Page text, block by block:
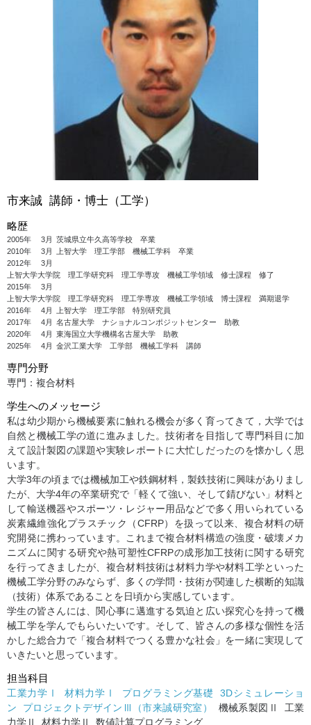
市来誠 講師・博士（工学）
略歴
2005年 3月 茨城県立牛久高等学校 卒業
2010年
3月
上智大学 理工学部 機械工学科 卒業
2012年
3月
上智大学大学院 理工学研究科 理工学専攻 機械工学領域 修士課程 修了
2015年
3月
上智大学大学院 理工学研究科 理工学専攻 機械工学領域 博士課程 満期退学
2016年
4月
上智大学 理工学部 特別研究員
2017年
4月 名古屋大学 ナショナルコンポジットセンター 助教
2020年
4月 東海国立大学機構名古屋大学 助教
2025年
4月 金沢工業大学 工学部 機械工学科 講師
専門分野
専門：複合材料
学生へのメッセージ
私は幼少期から機械要素に触れる機会が多く育ってきて，大学では
自然と機械工学の道に進みました。技術者を目指して専門科目に加
えて設計製図の課題や実験レポートに大忙しだったのを懐かしく思
います。
大学3年の頃までは機械加工や鉄鋼材料，製鉄技術に興味がありまし
たが、大学4年の卒業研究で「軽くて強い、そして錆びない」材料と
して輸送機器やスポーツ・レジャー用品などで多く用いられている
炭素繊維強化プラスチック（CFRP）を扱って以来、複合材料の研
究開発に携わっています。これまで複合材料構造の強度・破壊メカ
ニズムに関する研究や熱可塑性CFRPの成形加工技術に関する研究
を行ってきましたが、複合材料技術は材料力学や材料工学といった
機械工学分野のみならず、多くの学問・技術が関連した横断的知識
（技術）体系であることを日頃から実感しています。
学生の皆さんには、関心事に邁進する気迫と広い探究心を持って機
械工学を学んでもらいたいです。そして、皆さんの多様な個性を活
かした総合力で「複合材料でつくる豊かな社会」を一緒に実現して
いきたいと思っています。
担当科目
工業力学Ⅰ 材料力学Ⅰ プログラミング基礎
3Dシミュレーショ
ン
プロジェクトデザインⅢ（市来誠研究室）
機械系製図Ⅱ 工業
力学Ⅱ 材料力学Ⅱ 数値計算プログラミング